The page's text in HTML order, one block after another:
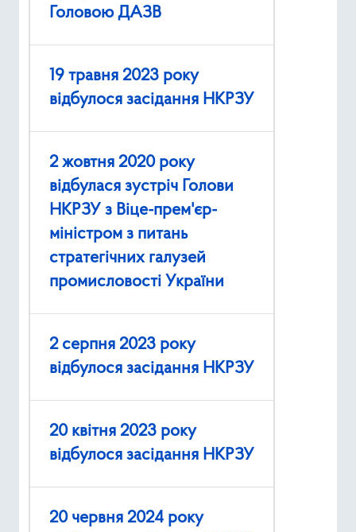
Головою ДАЗВ
19 травня 2023 року
відбулося засідання НКРЗУ
2 жовтня 2020 року
відбулася зустріч Голови
НКРЗУ з Віце-прем'єр-
міністром з питань
стратегічних галузей
промисловості України
2 серпня 2023 року
відбулося засідання НКРЗУ
20 квітня 2023 року
відбулося засідання НКРЗУ
20 червня 2024 року